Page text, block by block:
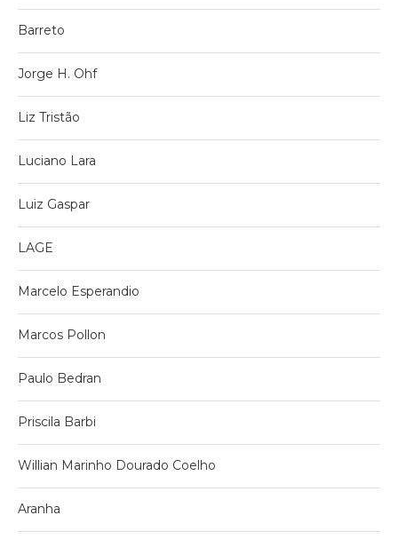
Barreto
Jorge H. Ohf
Liz Tristão
Luciano Lara
Luiz Gaspar
LAGE
Marcelo Esperandio
Marcos Pollon
Paulo Bedran
Priscila Barbi
Willian Marinho Dourado Coelho
Aranha